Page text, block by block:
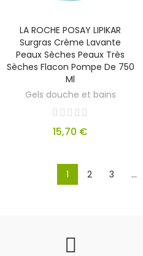
LA ROCHE POSAY LIPIKAR
Surgras Crème Lavante
Peaux Sèches Peaux Très
Sèches Flacon Pompe De 750
Ml
Gels douche et bains
15,70 €
1 2 3 …